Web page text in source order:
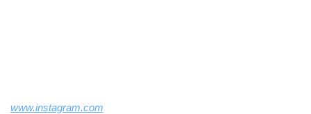
www.instagram.com